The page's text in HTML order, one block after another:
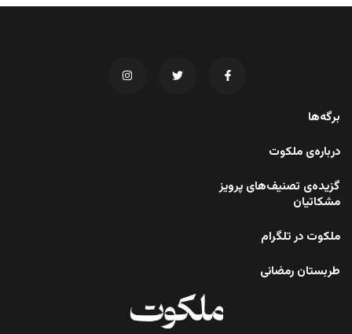
برگه‌ها
درباره‌ی ملکوت
گزیده‌ی تصنیف‌های پرویز
مشکاتیان
ملکوت در تلگرام
طربستان رمضانی